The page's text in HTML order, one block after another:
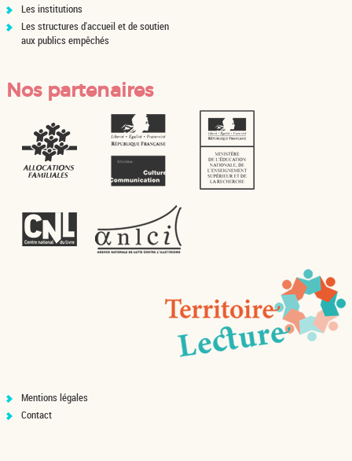
Les institutions
Les structures d'accueil et de soutien
aux publics empêchés
Nos partenaires
Mentions légales
Contact